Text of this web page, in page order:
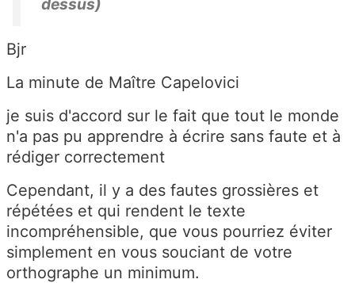
dessus)
Bjr
La minute de Maître Capelovici
je suis d'accord sur le fait que tout le monde
n'a pas pu apprendre à écrire sans faute et à
rédiger correctement
Cependant, il y a des fautes grossières et
répétées et qui rendent le texte
incompréhensible, que vous pourriez éviter
simplement en vous souciant de votre
orthographe un minimum.